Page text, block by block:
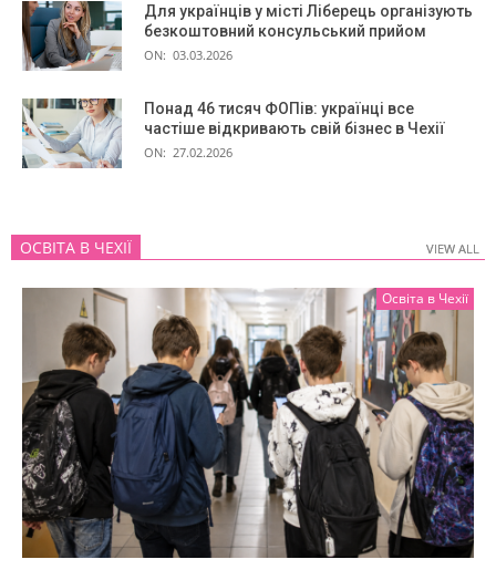
Для українців у місті Ліберець організують
безкоштовний консульський прийом
ON: 03.03.2026
Понад 46 тисяч ФОПів: українці все
частіше відкривають свій бізнес в Чехії
ON: 27.02.2026
ОСВІТА В ЧЕХІЇ VIEW ALL
Освіта в Чехії
VIEW ALL